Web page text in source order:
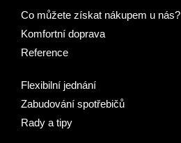
Co můžete získat nákupem u nás?
Komfortní doprava
Reference
Flexibilní jednání
Zabudování spotřebičů
Rady a tipy